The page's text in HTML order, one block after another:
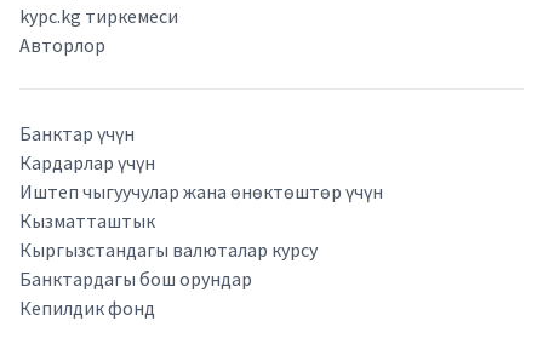
kypc.kg тиркемеси
Авторлор
Банктар үчүн
Кардарлар үчүн
Иштеп чыгуучулар жана өнөктөштөр үчүн
Кызматташтык
Кыргызстандагы валюталар курсу
Банктардагы бош орундар
Кепилдик фонд